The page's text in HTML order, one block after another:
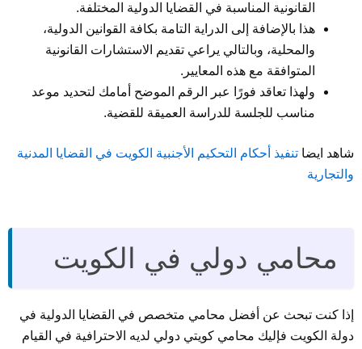
القانونية المناسبة في القضايا الدولية المختلفة.
هذا بالإضافة إلى الدراية التامة بكافة القوانين الدولية،
والمحلية، وبالتالي يراعي تقديم الاستشارات القانونية
المتوافقة مع هذه المعايير.
ولهذا تعاقد فورًا عبر الرقم الموضح أمامك لتحديد موعد
مناسب للجلسة للدراسة العميقة للقضية.
شاهد ايضا تنفيذ أحكام التحكيم الأجنبية الكويت في القضايا المدنية
والتجارية
محامي دولي في الكويت
إذا كنت تبحث عن أفضل محامي متخصص في القضايا الدولية في
دولة الكويت فإليك محامي كويتي دولي لديه الاحترافية في القيام